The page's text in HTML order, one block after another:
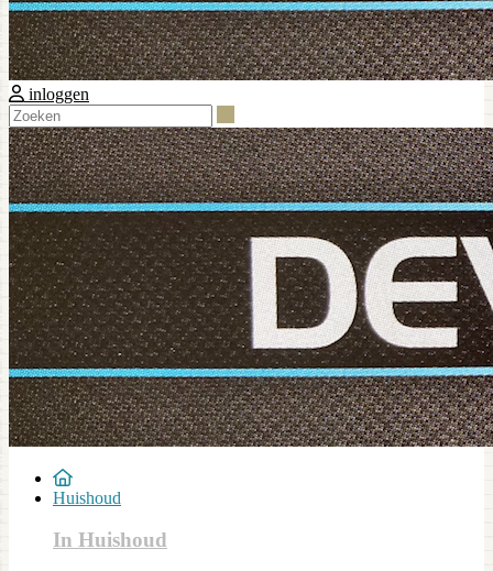
inloggen
Huishoud
In Huishoud